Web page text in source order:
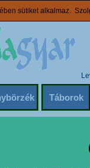
sütiket alkalmaz.
Táborok